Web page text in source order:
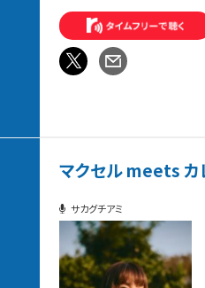
「次の時代を作る種」を探求
本大学」
様々な視点を持つ専門家と、
ダウ90000 蓮見翔さんが、知
マクセル meets カ
サカグチアミ